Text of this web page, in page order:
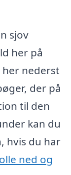
sjov
her på
nederst
der på
til den
kan du
hvis du har
ned og